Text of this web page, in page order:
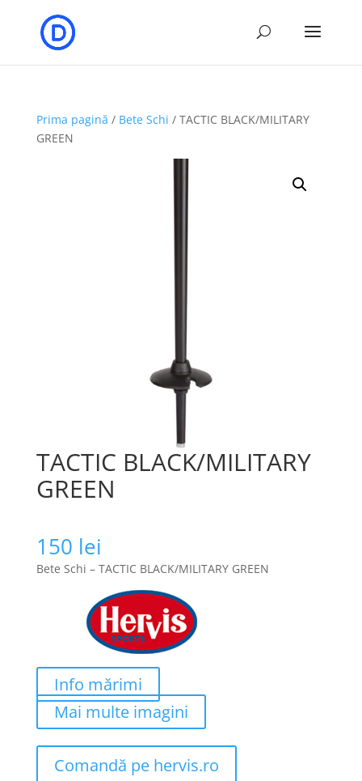
Prima pagină / Bete Schi / TACTIC BLACK/MILITARY
GREEN
TACTIC BLACK/MILITARY
GREEN
150 lei
Bete Schi – TACTIC BLACK/MILITARY GREEN
Info mărimi
Mai multe imagini
Comandă pe hervis.ro